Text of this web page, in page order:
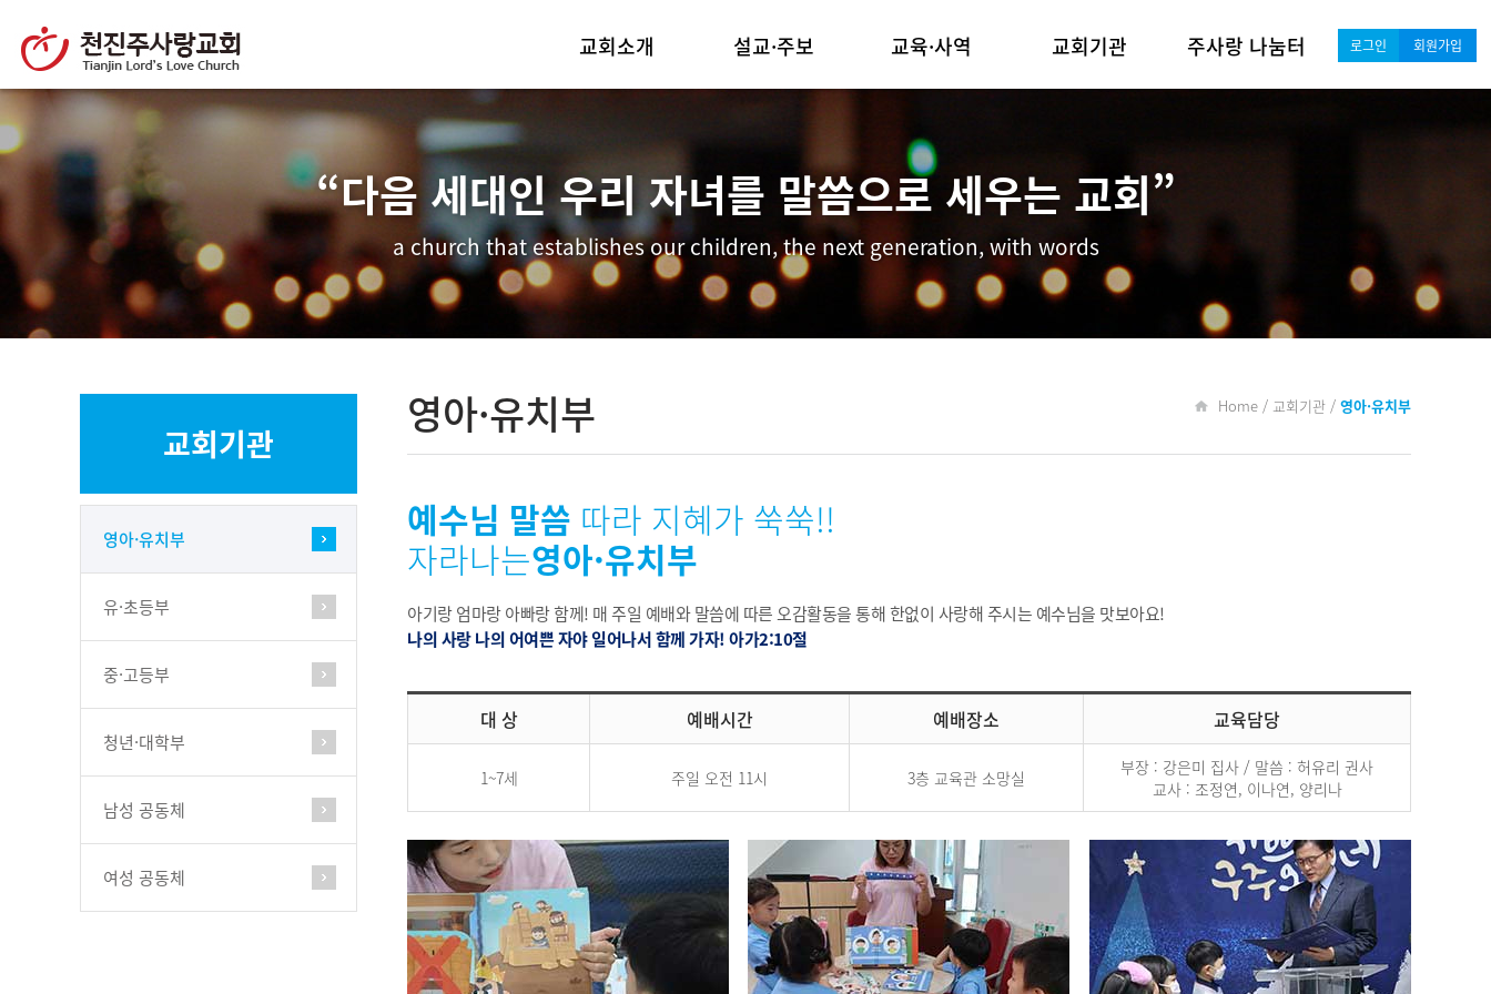
교회소개
교회연혁
예배안내
섬기는 이들
찾아오시는길
설교·주보
교회주보
행사동영상
교육·사역
순모임사역
선교사역
중보기도
교회기관
중·고등부
청년·대학부
남성 공동체
주사랑 나눔터
자료실
로그인 회원가입
“다음 세대인 우리 자녀를 말씀으로 세우는 교회”
a church that establishes our children, the next generation, with words
교회기관
영아·유치부
유·초등부
중·고등부
청년·대학부
남성 공동체
여성 공동체
영아·유치부 Home / 교회기관 / 영아·유치부
예수님 말씀 따라 지혜가 쑥쑥!!
자라나는영아·유치부
아기랑 엄마랑 아빠랑 함께! 매 주일 예배와 말씀에 따른 오감활동을 통해 한없이 사랑해 주시는 예수님을 맛보아요!
나의 사랑 나의 어여쁜 자야 일어나서 함께 가자! 아가2:10절
대 상 예배시간 예배장소 교육담당
1~7세 주일 오전 11시 3층 교육관 소망실
부장 : 강은미 집사 / 말씀 : 허유리 권사
교사 : 조정연, 이나연, 양리나